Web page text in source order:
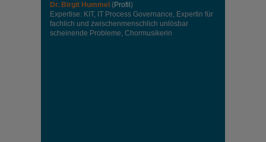
Dr. Birgit Hummel (Profil )
Expertise: KIT, IT Process Governance, Expertin für
fachlich und zwischenmenschlich unlösbar
scheinende Probleme, Chormusikerin